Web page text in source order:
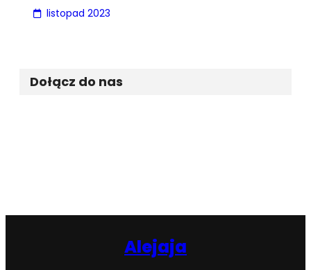
listopad 2023
Dołącz do nas
Alejaja